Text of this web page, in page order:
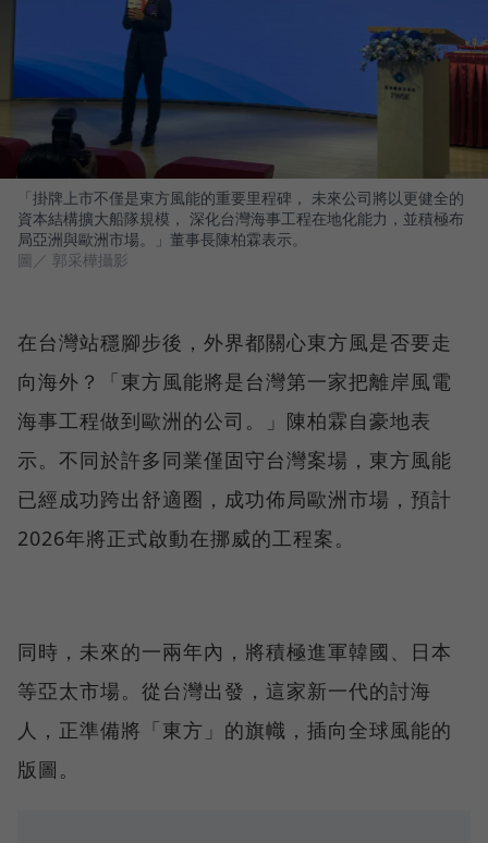
「掛牌上市不僅是東方風能的重要里程碑， 未來公司將以更健全的
資本結構擴大船隊規模， 深化台灣海事工程在地化能力，並積極布
局亞洲與歐洲市場。」董事長陳柏霖表示。
圖／ 郭采樺攝影
在台灣站穩腳步後，外界都關心東方風是否要走
向海外？「東方風能將是台灣第一家把離岸風電
海事工程做到歐洲的公司。」陳柏霖自豪地表
示。不同於許多同業僅固守台灣案場，東方風能
已經成功跨出舒適圈，成功佈局歐洲市場，預計
2026年將正式啟動在挪威的工程案。
同時，未來的一兩年內，將積極進軍韓國、日本
等亞太市場。從台灣出發，這家新一代的討海
人，正準備將「東方」的旗幟，插向全球風能的
版圖。